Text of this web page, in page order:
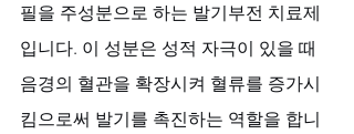
필을 주성분으로 하는 발기부전 치료제
입니다. 이 성분은 성적 자극이 있을 때
음경의 혈관을 확장시켜 혈류를 증가시
킴으로써 발기를 촉진하는 역할을 합니